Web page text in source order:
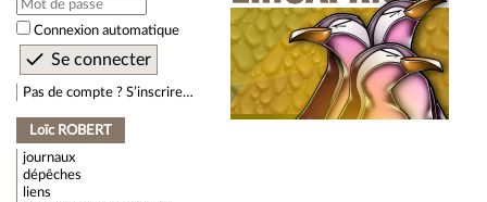
Connexion automatique
Pas de compte ? S’inscrire…
Loïc ROBERT
journaux
dépêches
liens